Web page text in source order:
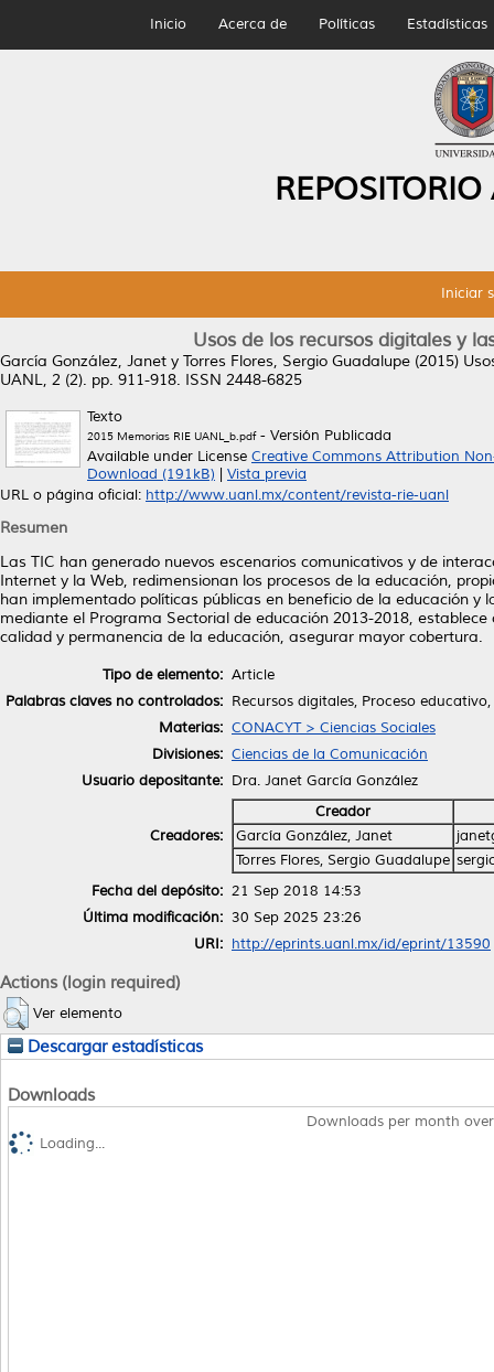
Inicio Acerca de Políticas Estadísticas
Iniciar
Usos de los recursos digitales y
García González, Janet y Torres Flores, Sergio Guadalupe (2015)
UANL, 2 (2). pp. 911-918. ISSN 2448-6825
Texto
2015 Memorias RIE UANL_b.pdf- Versión Publicada
Available under License Creative Commons Attribution
Download (191kB)
Vista previa
URL o página oficial: http://www.uanl.mx/content/revista-rie-uanl
Resumen
Las TIC han generado nuevos escenarios comunicativos y de
Internet y la Web, redimensionan los procesos de la educación,
han implementado políticas públicas en beneficio de la educación
mediante el Programa Sectorial de educación 2013-2018,
calidad y permanencia de la educación, asegurar mayor cobertura.
Tipo de elemento: Article
Palabras claves no controlados: Recursos digitales, Proceso
Materias: CONACYT > Ciencias Sociales
Divisiones: Ciencias de la Comunicación
Usuario depositante: Dra. Janet García González
Creadores:
Creador
García González, Janet
Torres Flores, Sergio Guadalupe
Fecha del depósito: 21 Sep 2018 14:53
Última modificación: 30 Sep 2025 23:26
URI: http://eprints.uanl.mx/id/eprint/13590
Actions (login required)
Ver elemento
Descargar estadísticas
Downloads
Downloads per month
Loading...